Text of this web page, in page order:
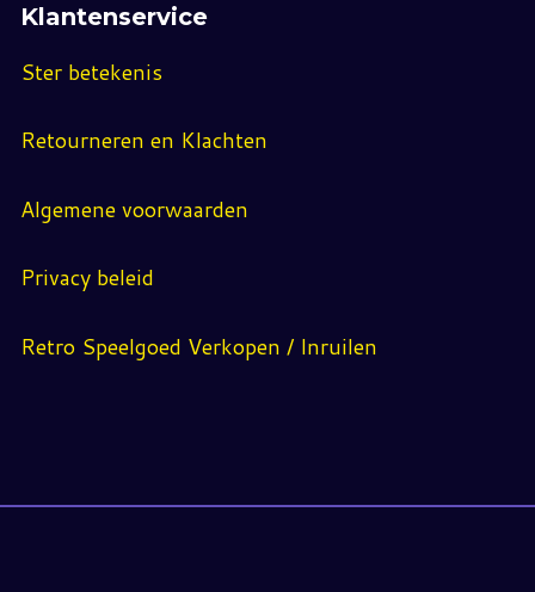
Klantenservice
Ster betekenis
Retourneren en Klachten
Algemene voorwaarden
Privacy beleid
Retro Speelgoed Verkopen / Inruilen